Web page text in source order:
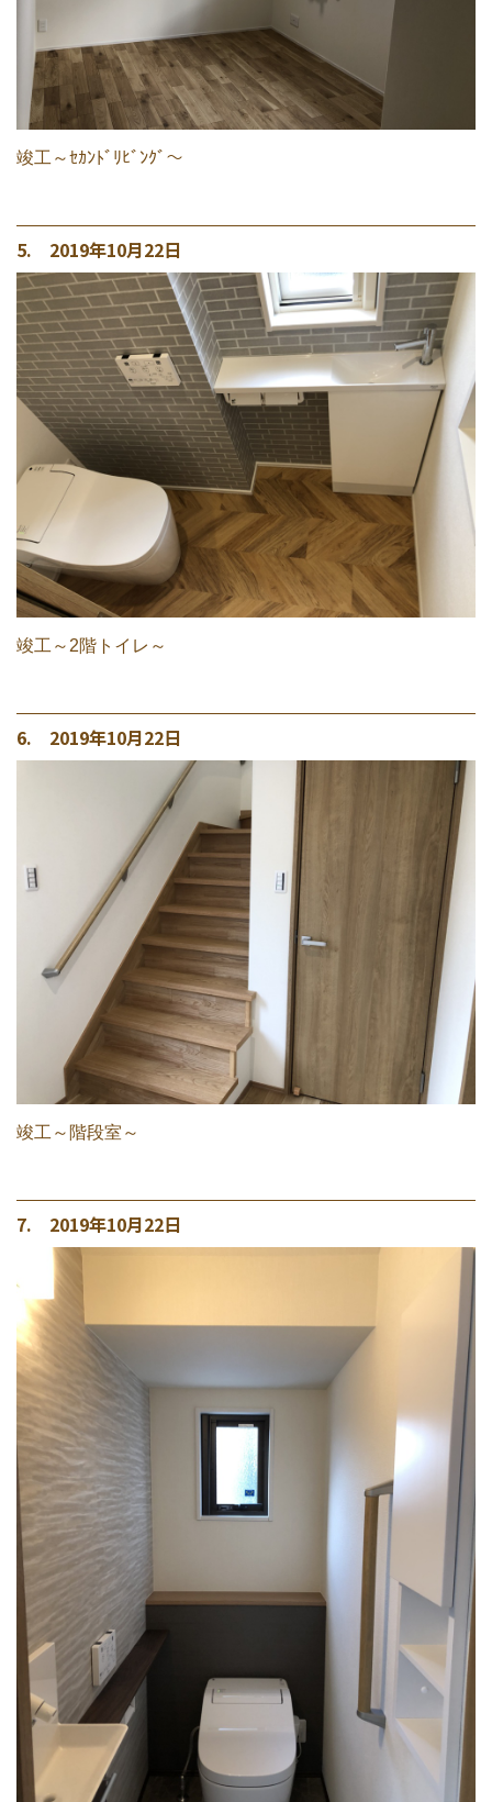
竣工～ｾｶﾝﾄﾞﾘﾋﾞﾝｸﾞ～
5. 2019年10月22日
竣工～2階トイレ～
6. 2019年10月22日
竣工～階段室～
7. 2019年10月22日